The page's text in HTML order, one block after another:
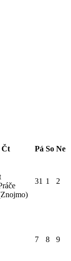
Čt Pá So Ne
31 1 2
7 8 9